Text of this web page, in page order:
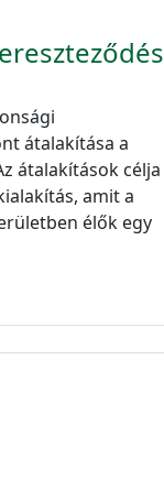
átalakítása a
átalakítások célja
amit a
élők egy